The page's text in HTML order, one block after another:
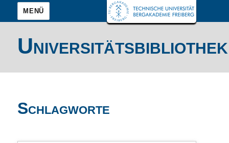
MENÜ
Universitätsbibliothek
Schlagworte